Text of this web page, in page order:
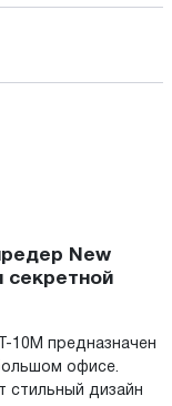
New
секретной
10M предназначен
офисе.
стильный дизайн